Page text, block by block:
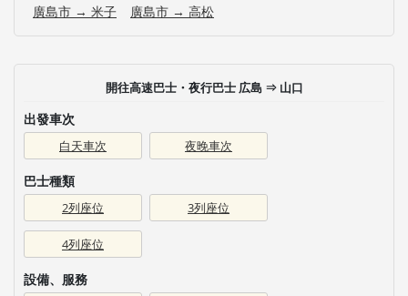
廣島市 → 米子 廣島市 → 高松
開往高速巴士・夜行巴士 広島 ⇒ 山口
出發車次
白天車次 夜晚車次
巴士種類
2列座位 3列座位
4列座位
設備、服務